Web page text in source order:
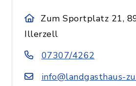
Zum Sportplatz 21,
Illerzell
07307/4262
info@landgasthaus-